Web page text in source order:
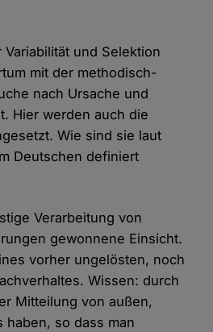
und Selektion
mit der methodisch-
nach Ursache und
Hier werden auch die
Wie sind sie laut
Deutschen definiert
Verarbeitung von
gewonnene Einsicht.
vorher ungelösten, noch
Wissen: durch
Mitteilung von außen,
haben, so dass man